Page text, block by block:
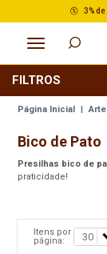
3%
Página Inicial |
FILTROS
Bico de Pato
Presilhas bico de
praticidade!
Itens por
página: